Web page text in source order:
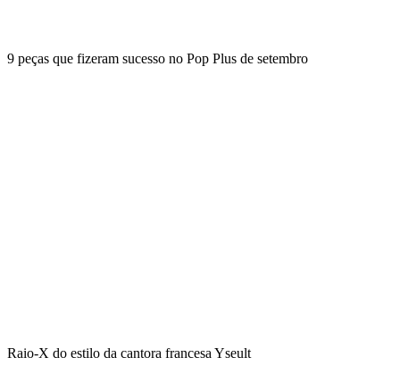
9 peças que fizeram sucesso no Pop Plus de setembro
Raio-X do estilo da cantora francesa Yseult